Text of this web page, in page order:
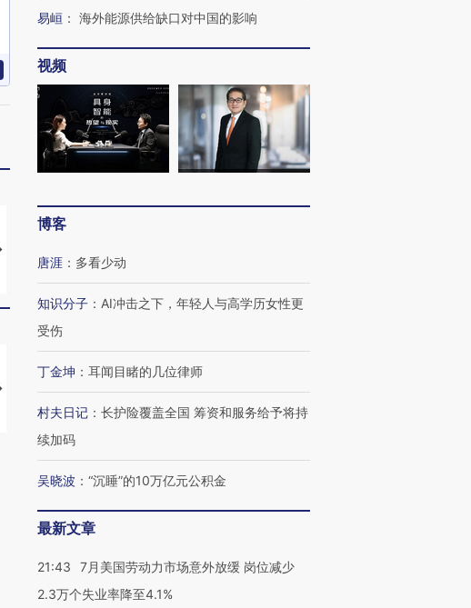
马航飞行员跨国走私7万
粒摇头丸 尿检体内含3种
育部长拱下台
飞地休达
【推广】走进第四届链博
会，让数智科技“链”接产
【特别呈现】寻找100种
有意思的生活方式·第三对
【商旅对话】华住集团
CFO：不靠规模取胜，华
住三大增长引擎是什么？
易峘 ： 海外能源供给缺口对中国的影响
视频
博客
唐涯 ： 多看少动
知识分子 ： AI冲击之下，年轻人与高学历女性更
受伤
丁金坤 ： 耳闻目睹的几位律师
村夫日记 ： 长护险覆盖全国 筹资和服务给予将持
续加码
吴晓波 ： “沉睡”的10万亿元公积金
最新文章
21:43
7月美国劳动力市场意外放缓 岗位减少
2.3万个失业率降至4.1%